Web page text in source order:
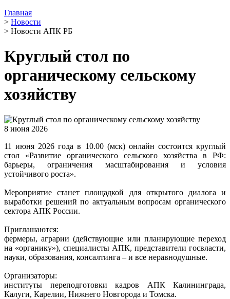
Главная
> Новости
> Новости АПК РБ
Круглый стол по
органическому сельскому
хозяйству
8 июня 2026
11 июня 2026 года в 10.00 (мск) онлайн состоится круглый
стол «Развитие органического сельского хозяйства в РФ:
барьеры, ограничения масштабирования и условия
устойчивого роста».
Мероприятие станет площадкой для открытого диалога и
выработки решений по актуальным вопросам органического
сектора АПК России.
Приглашаются:
фермеры, аграрии (действующие или планирующие переход
на «органику»), специалисты АПК, представители госвласти,
науки, образования, консалтинга – и все неравнодушные.
Организаторы:
институты переподготовки кадров АПК Калининграда,
Калуги, Карелии, Нижнего Новгорода и Томска.